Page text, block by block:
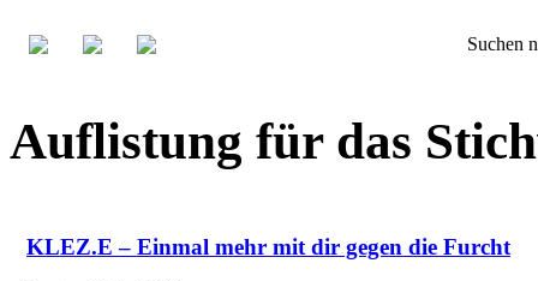
Suchen
Auflistung für das
KLEZ.E – Einmal mehr mit dir gegen die Furcht